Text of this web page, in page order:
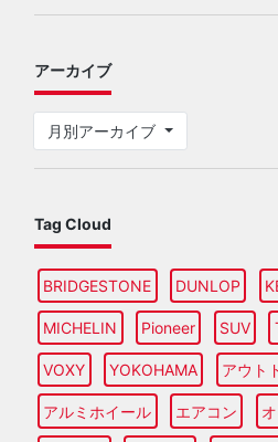
アーカイブ
月別アーカイブ
Tag Cloud
BRIDGESTONE DUNLOP
MICHELIN Pioneer SUV
VOXY YOKOHAMA アウト
アルミホイール エアコン